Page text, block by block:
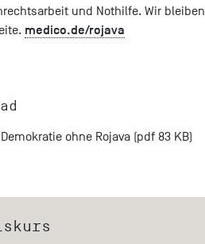
und Nothilfe. Wir bleiben
medico.de/rojava
ohne Rojava (pdf 83 KB)